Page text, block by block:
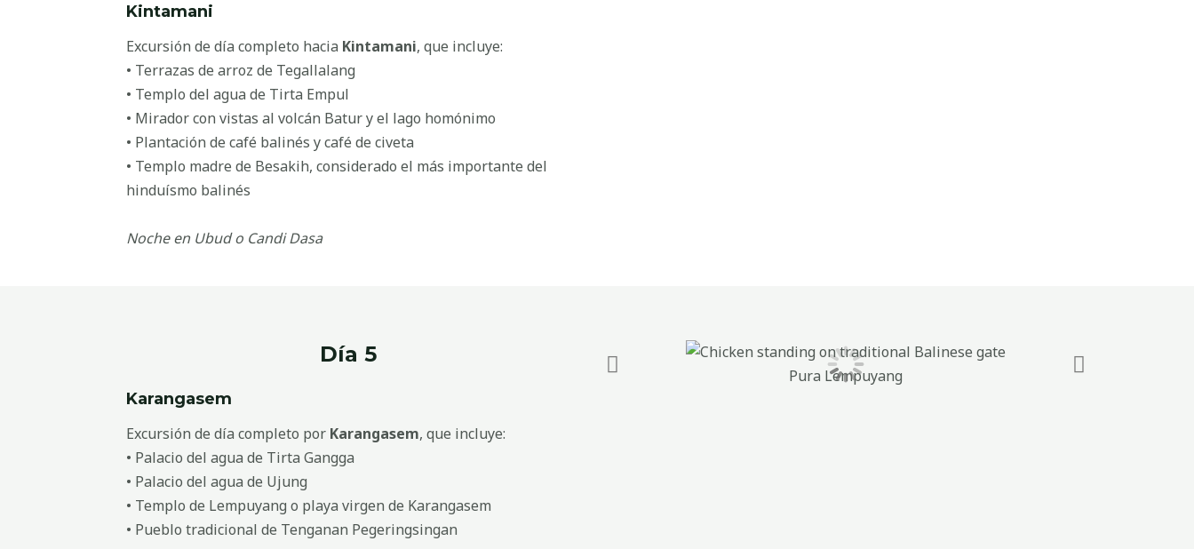
Kintamani
Excursión de día completo hacia Kintamani, que incluye:
• Terrazas de arroz de Tegallalang
• Templo del agua de Tirta Empul
• Mirador con vistas al volcán Batur y el lago homónimo
• Plantación de café balinés y café de civeta
• Templo madre de Besakih, considerado el más importante del
hinduísmo balinés
Noche en Ubud o Candi Dasa
Día 5
Karangasem
Excursión de día completo por Karangasem, que incluye:
• Palacio del agua de Tirta Gangga
• Palacio del agua de Ujung
• Templo de Lempuyang o playa virgen de Karangasem
• Pueblo tradicional de Tenganan Pegeringsingan
Pura Lempuyang